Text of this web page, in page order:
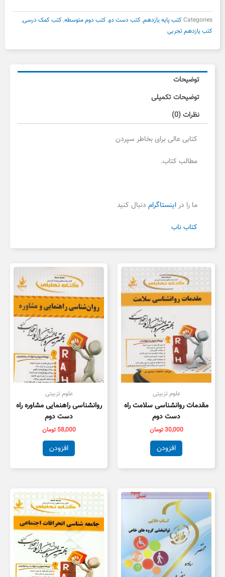
ابی
چی
دست
عدد
Categoriesکتب پایه یازدهم,کتب دست دو,کتب دوم متوسطه,کتب کمک درسی,
کتب یازدهم تجربی
توضیحات
توضیحات تکمیلی
نظرات (0)
کتابی عالی برای بخاطر سپردن
مطالب کتاب.
ما را دراینستاگرام دنبال کنید
کتاب ناب
علوم تزبیتی
مقدمات روانشناسی سلامت راه
دست دوم
30,000تومان
افزودن
علوم تزبیتی
روانشناسی راهنمایی مشاوره راه
دست دوم
58,000 تومان
افزودن